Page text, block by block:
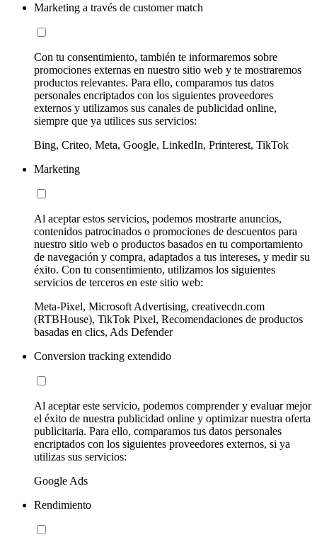
Marketing a través de customer match
Con tu consentimiento, también te informaremos sobre
promociones externas en nuestro sitio web y te mostraremos
productos relevantes. Para ello, comparamos tus datos
personales encriptados con los siguientes proveedores
externos y utilizamos sus canales de publicidad online,
siempre que ya utilices sus servicios:
Bing, Criteo, Meta, Google, LinkedIn, Printerest, TikTok
Marketing
Al aceptar estos servicios, podemos mostrarte anuncios,
contenidos patrocinados o promociones de descuentos para
nuestro sitio web o productos basados en tu comportamiento
de navegación y compra, adaptados a tus intereses, y medir su
éxito. Con tu consentimiento, utilizamos los siguientes
servicios de terceros en este sitio web:
Meta-Pixel, Microsoft Advertising, creativecdn.com
(RTBHouse), TikTok Pixel, Recomendaciones de productos
basadas en clics, Ads Defender
Conversion tracking extendido
Al aceptar este servicio, podemos comprender y evaluar mejor
el éxito de nuestra publicidad online y optimizar nuestra oferta
publicitaria. Para ello, comparamos tus datos personales
encriptados con los siguientes proveedores externos, si ya
utilizas sus servicios:
Google Ads
Rendimiento